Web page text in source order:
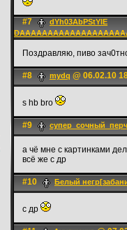
#7
dYh03AbPStYlE
Поздравляю, пиво
#8 mydq @ 06.02.10
s hb bro
#9
а чё мне с картинками
всё же с др
#10 Белый
с др